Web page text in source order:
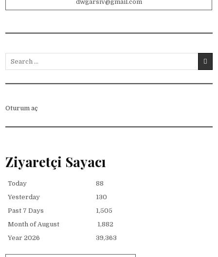
dwgarsiv@gmail.com
Search for:
Oturum aç
Ziyaretçi Sayacı
Today
88
Yesterday
130
Past 7 Days
1,505
Month of August
1,882
Year 2026
39,363